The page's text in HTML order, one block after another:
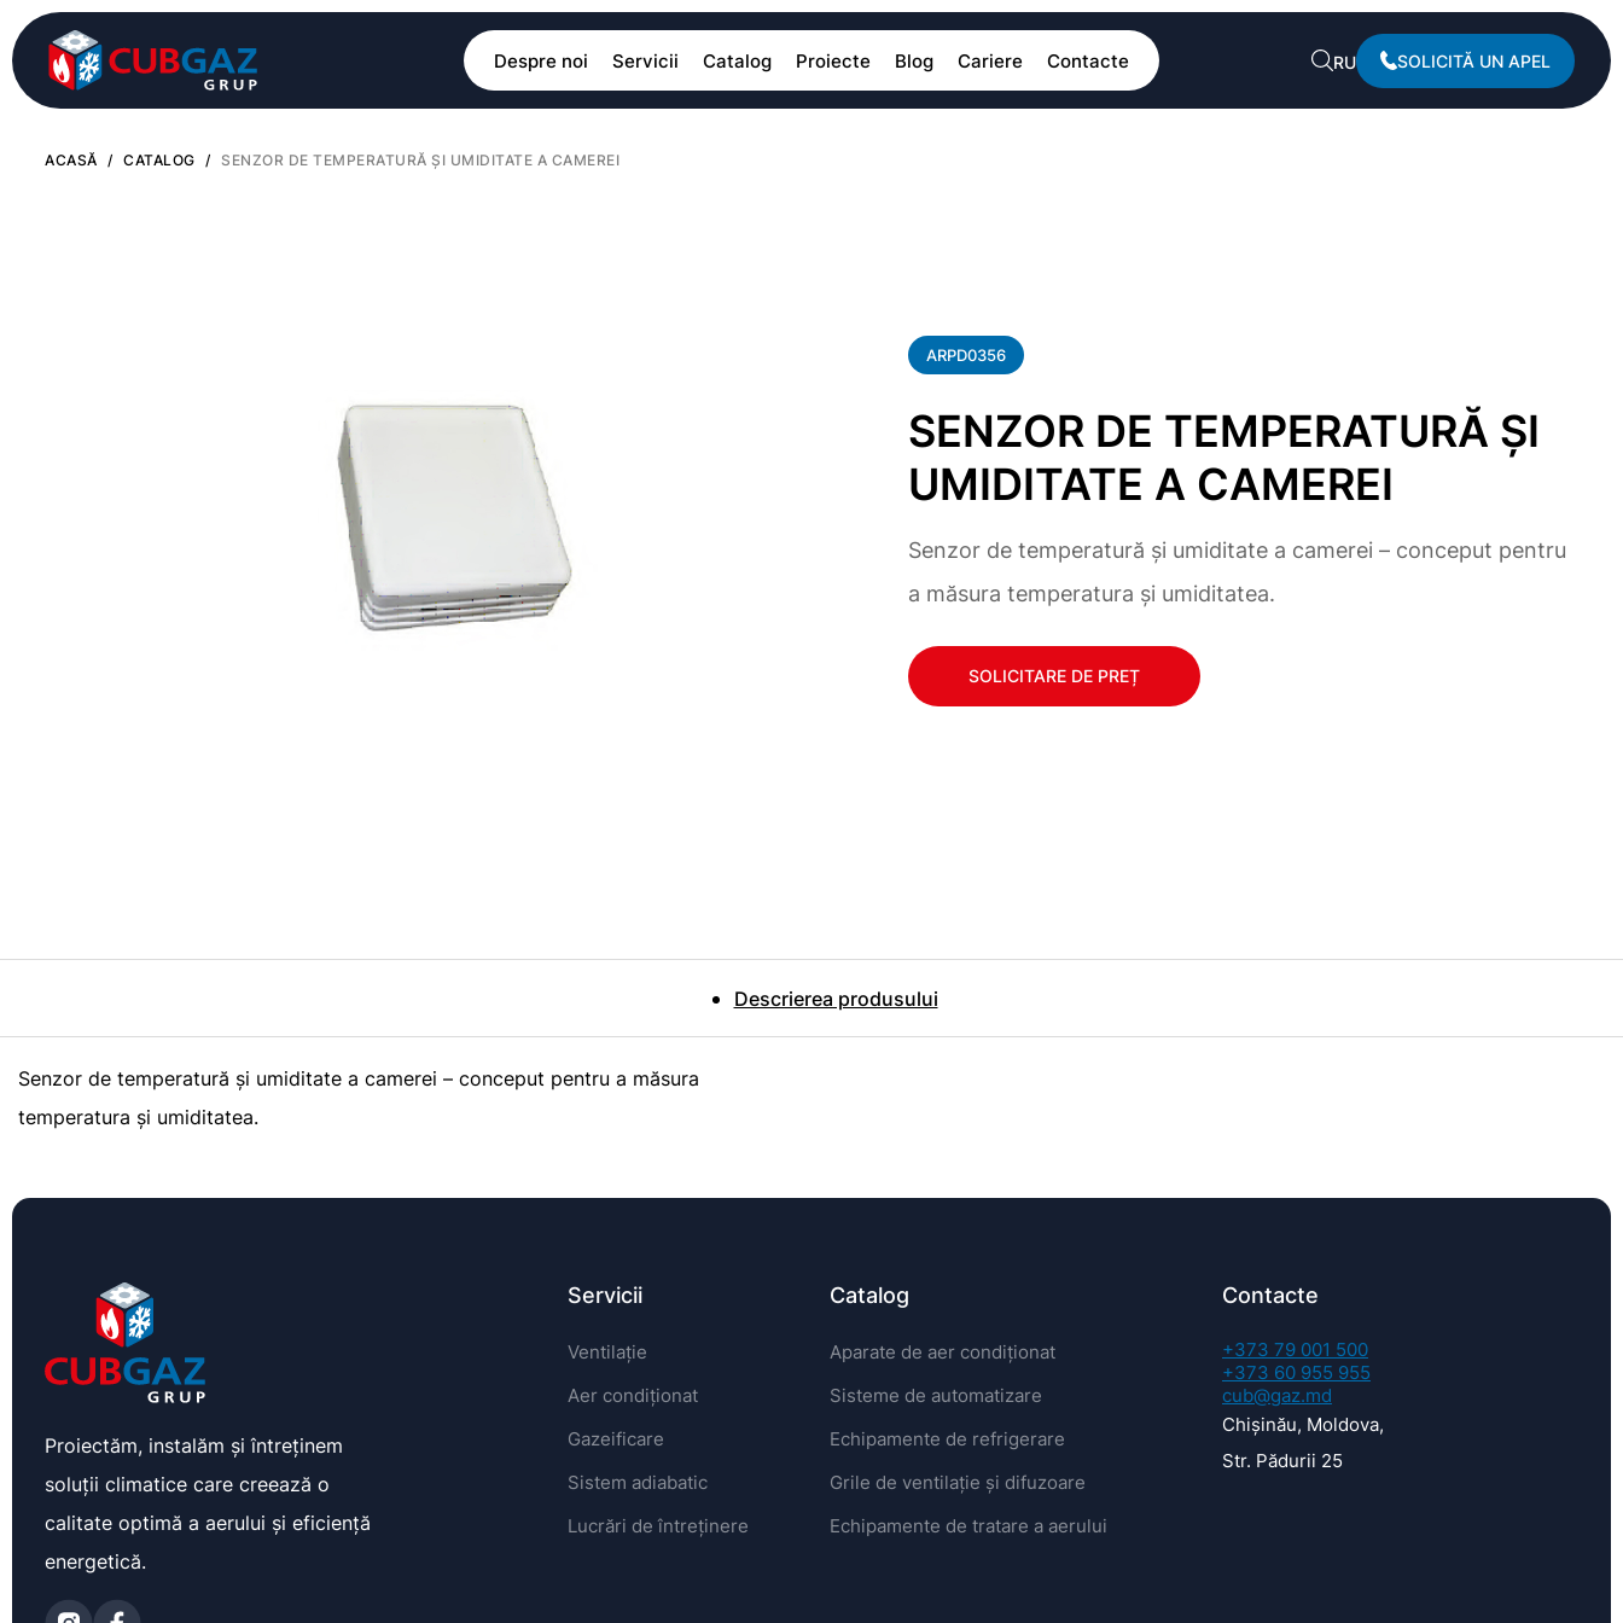
Despre noi Servicii Catalog Proiecte Blog Cariere Contacte RU SOLICITĂ UN APEL
ACASĂ / CATALOG / SENZOR DE TEMPERATURĂ ȘI UMIDITATE A CAMEREI
ARPD0356
SENZOR DE TEMPERATURĂ ȘI
UMIDITATE A CAMEREI
Senzor de temperatură și umiditate a camerei – conceput pentru
a măsura temperatura și umiditatea.
SOLICITARE DE PREȚ
Descrierea produsului
Senzor de temperatură și umiditate a camerei – conceput pentru a măsura
temperatura și umiditatea.
Proiectăm, instalăm și întreținem
soluții climatice care creează o
calitate optimă a aerului și eficiență
energetică.
Servicii
Ventilație
Aer condiționat
Gazeificare
Sistem adiabatic
Lucrări de întreținere
Catalog
Aparate de aer condiționat
Sisteme de automatizare
Echipamente de refrigerare
Grile de ventilație și difuzoare
Echipamente de tratare a aerului
Contacte
+373 79 001 500
+373 60 955 955
cub@gaz.md
Chișinău, Moldova,
Str. Pădurii 25